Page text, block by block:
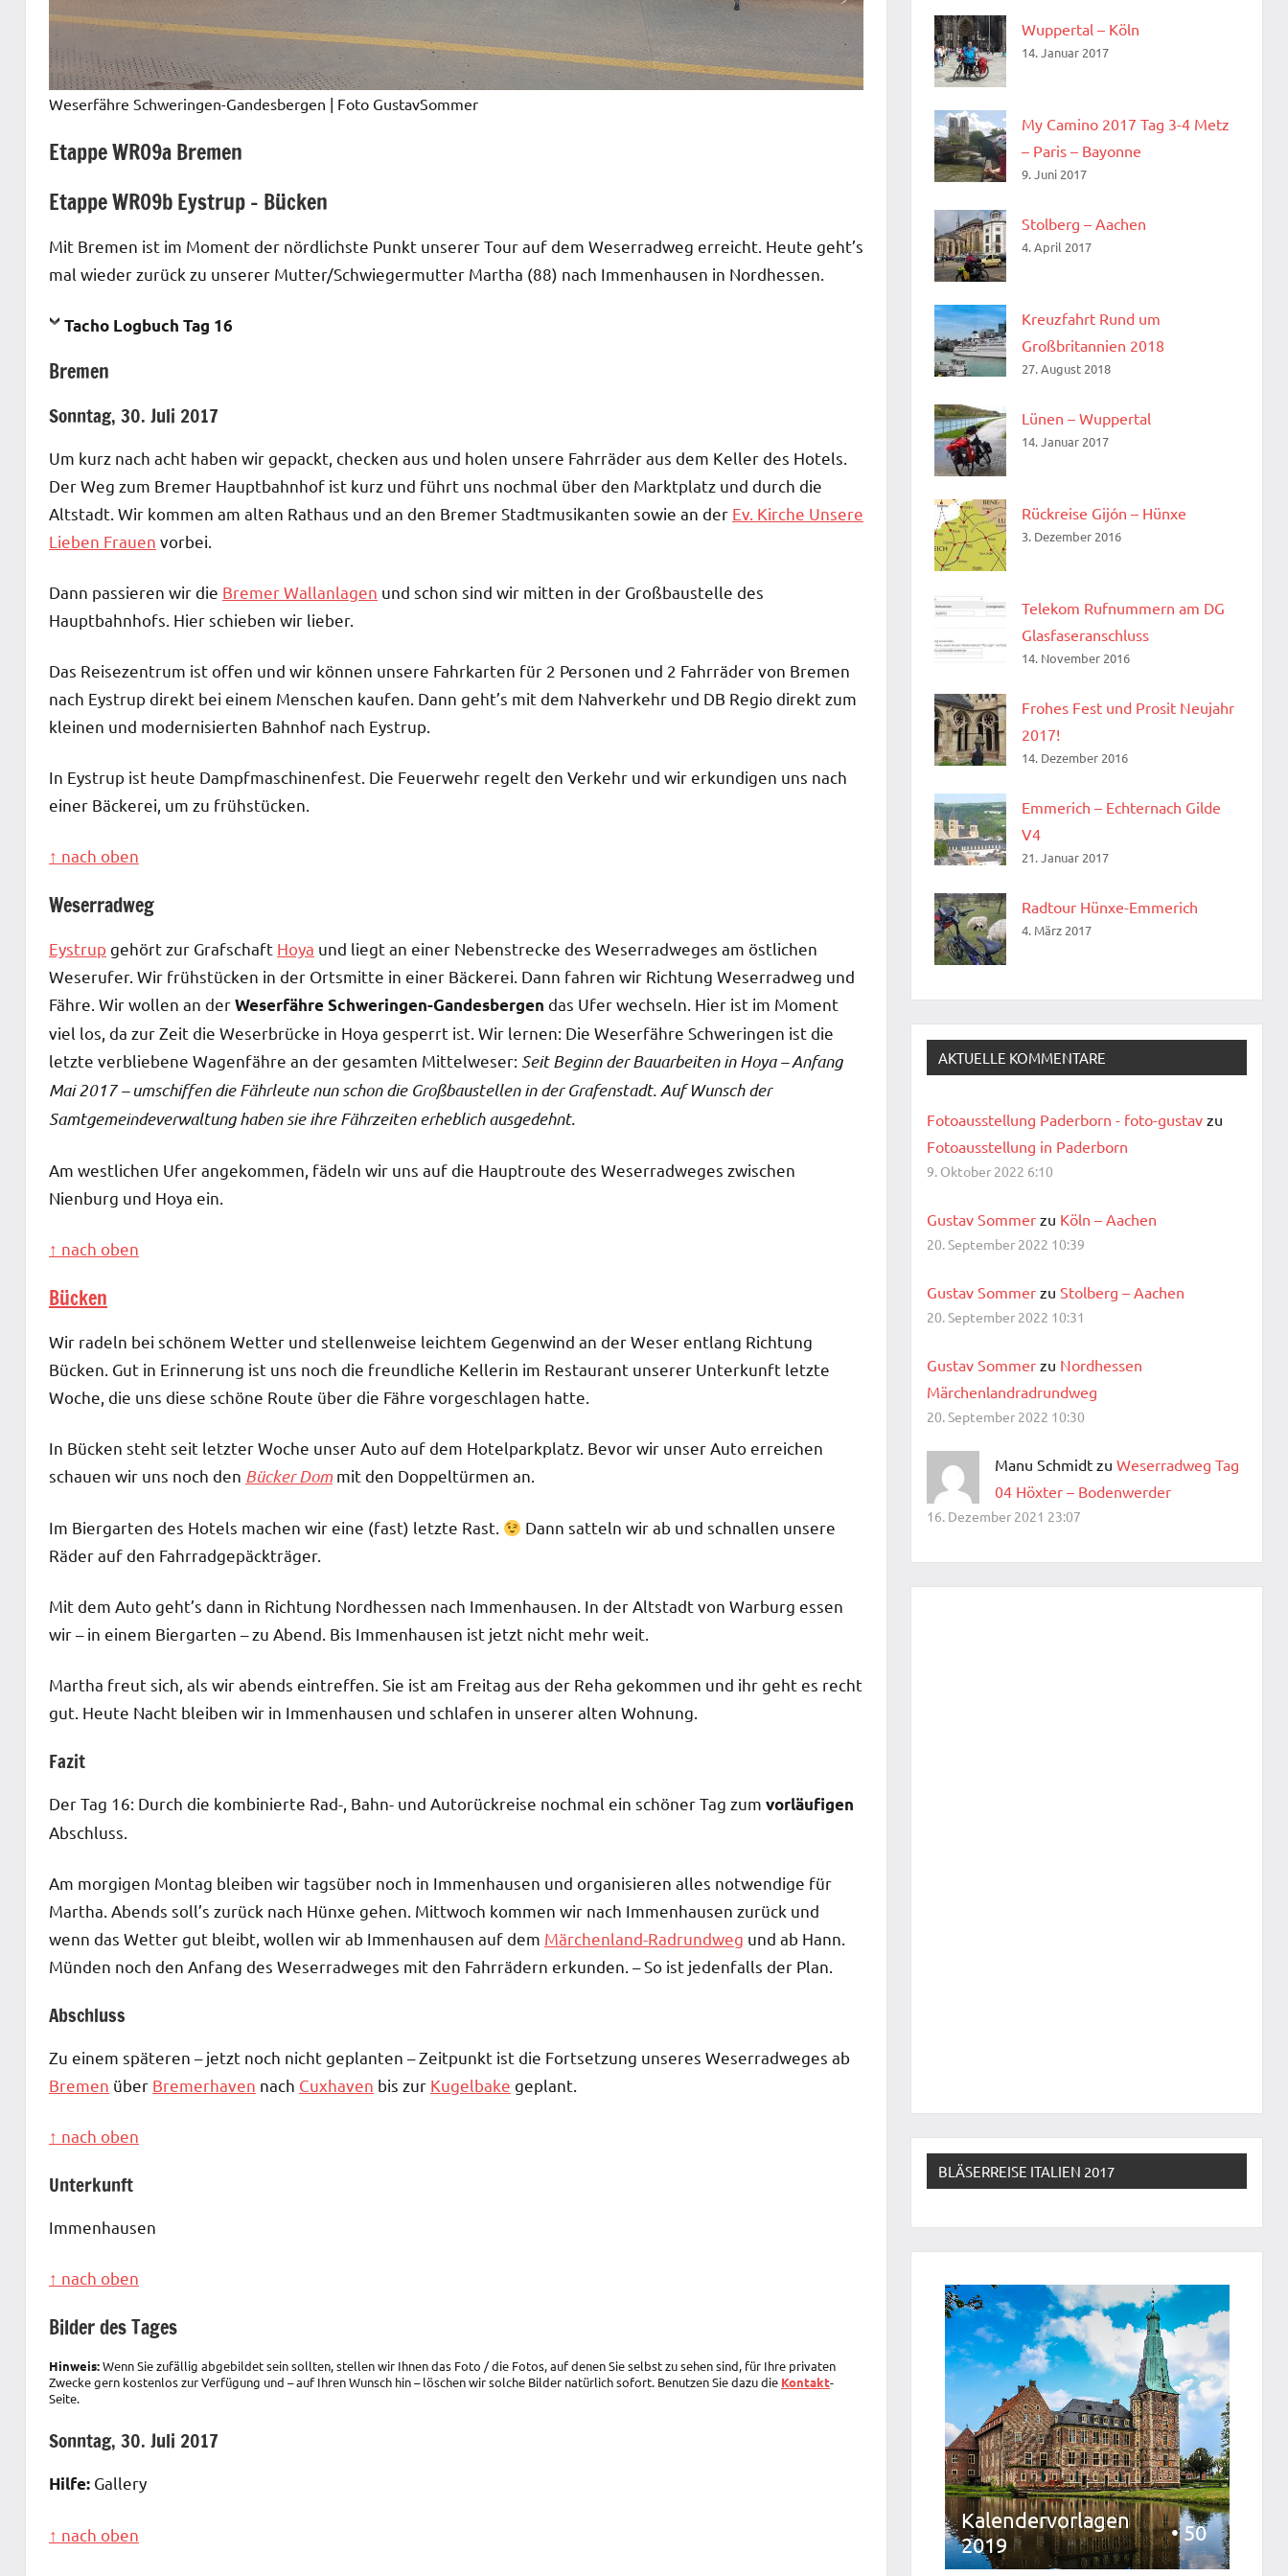
Weserfähre Schweringen-Gandesbergen | Foto GustavSommer
Etappe WR09a Bremen
Etappe WR09b Eystrup – Bücken
Mit Bremen ist im Moment der nördlichste Punkt unserer Tour auf dem Weserradweg erreicht. Heute geht’s
mal wieder zurück zu unserer Mutter/Schwiegermutter Martha (88) nach Immenhausen in Nordhessen.
Tacho Logbuch Tag 16
Bremen
Sonntag, 30. Juli 2017
Um kurz nach acht haben wir gepackt, checken aus und holen unsere Fahrräder aus dem Keller des Hotels.
Der Weg zum Bremer Hauptbahnhof ist kurz und führt uns nochmal über den Marktplatz und durch die
Altstadt. Wir kommen am alten Rathaus und an den Bremer Stadtmusikanten sowie an der Ev. Kirche Unsere
Lieben Frauen vorbei.
Dann passieren wir die Bremer Wallanlagen und schon sind wir mitten in der Großbaustelle des
Hauptbahnhofs. Hier schieben wir lieber.
Das Reisezentrum ist offen und wir können unsere Fahrkarten für 2 Personen und 2 Fahrräder von Bremen
nach Eystrup direkt bei einem Menschen kaufen. Dann geht’s mit dem Nahverkehr und DB Regio direkt zum
kleinen und modernisierten Bahnhof nach Eystrup.
In Eystrup ist heute Dampfmaschinenfest. Die Feuerwehr regelt den Verkehr und wir erkundigen uns nach
einer Bäckerei, um zu frühstücken.
↑ nach oben
Weserradweg
Eystrup gehört zur Grafschaft Hoya und liegt an einer Nebenstrecke des Weserradweges am östlichen
Weserufer. Wir frühstücken in der Ortsmitte in einer Bäckerei. Dann fahren wir Richtung Weserradweg und
Fähre. Wir wollen an derWeserfähre Schweringen-Gandesbergen das Ufer wechseln. Hier ist im Moment
viel los, da zur Zeit die Weserbrücke in Hoya gesperrt ist. Wir lernen: Die Weserfähre Schweringen ist die
letzte verbliebene Wagenfähre an der gesamten Mittelweser: Seit Beginn der Bauarbeiten in Hoya – Anfang
Mai 2017 – umschiffen die Fährleute nun schon die Großbaustellen in der Grafenstadt. Auf Wunsch der
Samtgemeindeverwaltung haben sie ihre Fährzeiten erheblich ausgedehnt.
Am westlichen Ufer angekommen, fädeln wir uns auf die Hauptroute des Weserradweges zwischen
Nienburg und Hoya ein.
↑ nach oben
Bücken
Wir radeln bei schönem Wetter und stellenweise leichtem Gegenwind an der Weser entlang Richtung
Bücken. Gut in Erinnerung ist uns noch die freundliche Kellerin im Restaurant unserer Unterkunft letzte
Woche, die uns diese schöne Route über die Fähre vorgeschlagen hatte.
In Bücken steht seit letzter Woche unser Auto auf dem Hotelparkplatz. Bevor wir unser Auto erreichen
schauen wir uns noch den Bücker Dommit den Doppeltürmen an.
Im Biergarten des Hotels machen wir eine (fast) letzte Rast.
Dann satteln wir ab und schnallen unsere
Räder auf den Fahrradgepäckträger.
Mit dem Auto geht’s dann in Richtung Nordhessen nach Immenhausen. In der Altstadt von Warburg essen
wir – in einem Biergarten – zu Abend. Bis Immenhausen ist jetzt nicht mehr weit.
Martha freut sich, als wir abends eintreffen. Sie ist am Freitag aus der Reha gekommen und ihr geht es recht
gut. Heute Nacht bleiben wir in Immenhausen und schlafen in unserer alten Wohnung.
Fazit
Der Tag 16: Durch die kombinierte Rad-, Bahn- und Autorückreise nochmal ein schöner Tag zum vorläufigen
Abschluss.
Am morgigen Montag bleiben wir tagsüber noch in Immenhausen und organisieren alles notwendige für
Martha. Abends soll’s zurück nach Hünxe gehen. Mittwoch kommen wir nach Immenhausen zurück und
wenn das Wetter gut bleibt, wollen wir ab Immenhausen auf dem Märchenland-Radrundweg und ab Hann.
Münden noch den Anfang des Weserradweges mit den Fahrrädern erkunden. – So ist jedenfalls der Plan.
Abschluss
Zu einem späteren – jetzt noch nicht geplanten – Zeitpunkt ist die Fortsetzung unseres Weserradweges ab
Bremen über Bremerhaven nach Cuxhaven bis zur Kugelbake geplant.
↑ nach oben
Unterkunft
Immenhausen
↑ nach oben
Bilder des Tages
Hinweis:Wenn Sie zufällig abgebildet sein sollten, stellen wir Ihnen das Foto / die Fotos, auf denen Sie selbst zu sehen sind, für Ihre privaten
Zwecke gern kostenlos zur Verfügung und – auf Ihren Wunsch hin – löschen wir solche Bilder natürlich sofort. Benutzen Sie dazu die Kontakt-
Seite.
Sonntag, 30. Juli 2017
Hilfe: Gallery
↑ nach oben
Wuppertal – Köln
14. Januar 2017
My Camino 2017 Tag 3-4 Metz
– Paris – Bayonne
9. Juni 2017
Stolberg – Aachen
4. April 2017
Kreuzfahrt Rund um
Großbritannien 2018
27. August 2018
Lünen – Wuppertal
14. Januar 2017
Rückreise Gijón – Hünxe
3. Dezember 2016
Telekom Rufnummern am DG
Glasfaseranschluss
14. November 2016
Frohes Fest und Prosit Neujahr
2017!
14. Dezember 2016
Emmerich – Echternach Gilde
V4
21. Januar 2017
Radtour Hünxe-Emmerich
4. März 2017
AKTUELLE KOMMENTARE
Fotoausstellung Paderborn - foto-gustav zu
Fotoausstellung in Paderborn
9. Oktober 2022 6:10
Gustav Sommer zu Köln – Aachen
20. September 2022 10:39
Gustav Sommer zu Stolberg – Aachen
20. September 2022 10:31
Gustav Sommer zu Nordhessen
Märchenlandradrundweg
20. September 2022 10:30
Manu Schmidt zu Weserradweg Tag
04 Höxter – Bodenwerder
16. Dezember 2021 23:07
BLÄSERREISE ITALIEN 2017
Kalendervorlagen
2019
• 50